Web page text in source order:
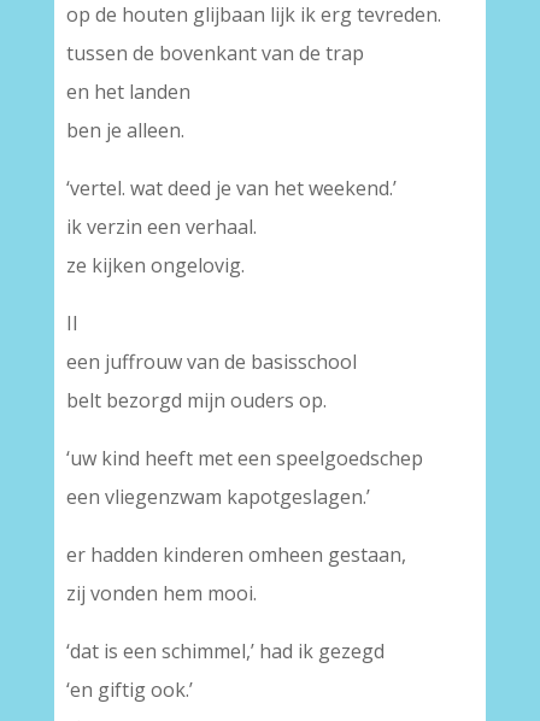
op de houten glijbaan lijk ik erg tevreden.
tussen de bovenkant van de trap
en het landen
ben je alleen.
‘vertel. wat deed je van het weekend.’
ik verzin een verhaal.
ze kijken ongelovig.
II
een juffrouw van de basisschool
belt bezorgd mijn ouders op.
‘uw kind heeft met een speelgoedschep
een vliegenzwam kapotgeslagen.’
er hadden kinderen omheen gestaan,
zij vonden hem mooi.
‘dat is een schimmel,’ had ik gezegd
‘en giftig ook.’